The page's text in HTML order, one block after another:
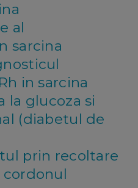
al
sarcina
in sarcina
la glucoza si
(diabetul de
prin recoltare